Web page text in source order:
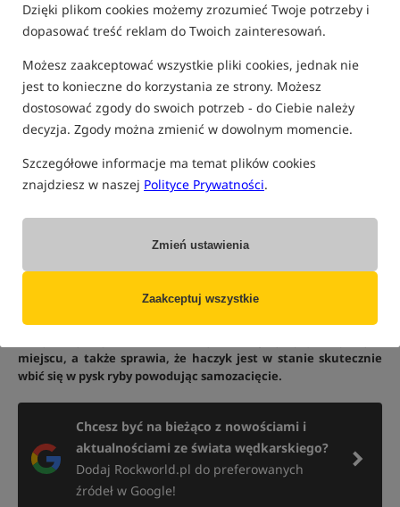
Dzięki plikom cookies możemy zrozumieć Twoje potrzeby i
dopasować treść reklam do Twoich zainteresowań.
Możesz zaakceptować wszystkie pliki cookies, jednak nie
jest to konieczne do korzystania ze strony. Możesz
dostosować zgody do swoich potrzeb - do Ciebie należy
decyzja. Zgody można zmienić w dowolnym momencie.
Szczegółowe informacje ma temat plików cookies
znajdziesz w naszej Polityce Prywatności.
Zmień ustawienia
Zaakceptuj wszystkie
12 GRUDNIA 2023 R.
Jaki wybrać ciężarek karpiowy?
Ciężarek to niezbędny element każdego zestawu karpiowego,
miejscu, a także sprawia, że haczyk jest w stanie skutecznie
wbić się w pysk ryby powodując samozacięcie.
Chcesz być na bieżąco z nowościami i
aktualnościami ze świata wędkarskiego?
Dodaj Rockworld.pl do preferowanych
źródeł w Google!